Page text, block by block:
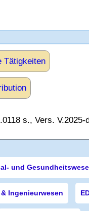
Tätigkeiten
s., Vers.
und
Ingenieurwesen